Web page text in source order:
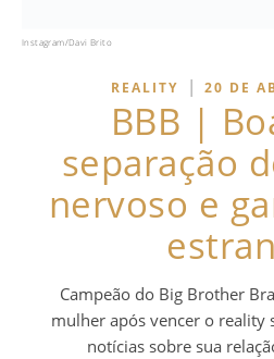
Instagram/Davi Brito
REALITY | 20 DE
BBB |
separação
nervoso e
Campeão do Big Brother
mulher após vencer o reality
notícias sobre sua